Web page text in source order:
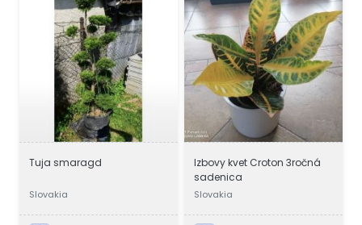
Tuja smaragd
Slovakia
Izbovy kvet Croton 3ročná
sadenica
Slovakia